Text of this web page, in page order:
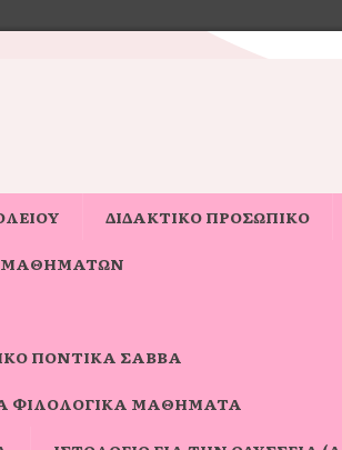
ΔΙΔΑΚΤΙΚΟ ΠΡΟΣΩΠΙΚΟ
ΜΑΘΗΜΑΤΩΝ
ΠΟΝΤΊΚΑ ΣΆΒΒΑ
ΦΙΛΟΛΟΓΙΚΆ ΜΑΘΉΜΑΤΑ